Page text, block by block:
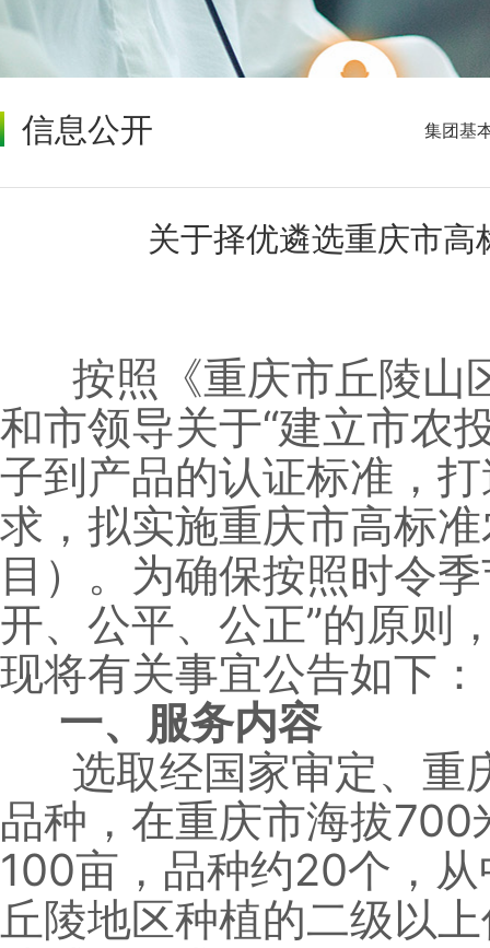
信息公开 集团基
关于择优遴选重庆市
按照《重庆市丘陵山
和市领导关于“建立市农
子到产品的认证标准，
求，拟实施重庆市高标
目）。为确保按照时令
开、公平、公正”的原则
现将有关事宜公告如下：
一、服务内容
选取经国家审定、重
品种，在重庆市海拔
100亩，品种约20个，
丘陵地区种植的二级以